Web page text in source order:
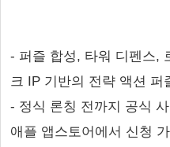
- 퍼즐 합성, 타워 디펜스,
크 IP 기반의 전략 액션 퍼
- 정식 론칭 전까지 공식
애플 앱스토어에서 신청